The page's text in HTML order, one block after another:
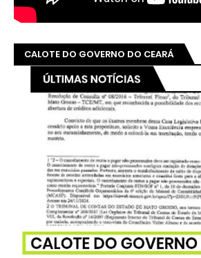
CALOTE DO GOVERNO DO CEARÁ